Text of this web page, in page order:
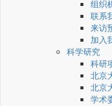
组织
联系
来访
加入
科学研究
科研
北京
北京
学术